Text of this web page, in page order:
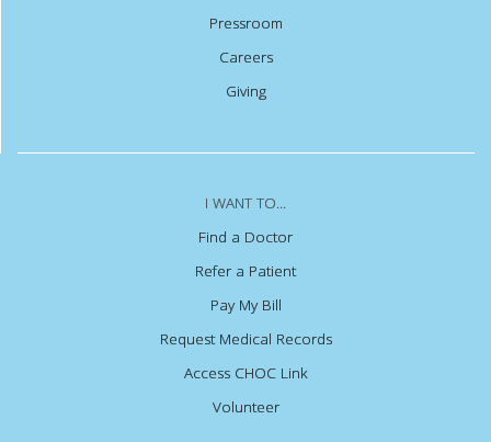
Pressroom
Careers
Giving
I WANT TO...
Find a Doctor
Refer a Patient
Pay My Bill
Request Medical Records
Access CHOC Link
Volunteer